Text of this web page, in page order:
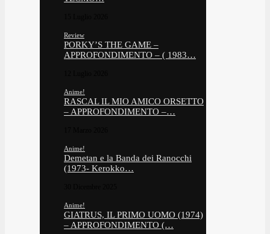
Review
PORKY’S THE GAME –
APPROFONDIMENTO – ( 1983…
Anime!
RASCAL IL MIO AMICO ORSETTO
– APPROFONDIMENTO –…
Anime!
Demetan e la Banda dei Ranocchi
(1973- Kerokko…
Anime!
GIATRUS, IL PRIMO UOMO (1974)
– APPROFONDIMENTO (…